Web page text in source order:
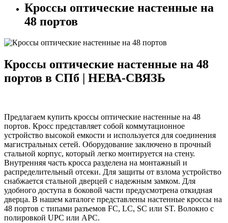
Кроссы оптические настенные на
48 портов
Кроссы оптические настенные на 48
портов в СПб | НЕВА-СВЯЗЬ
Предлагаем купить кроссы оптические настенные на 48
портов. Кросс представляет собой коммутационное
устройство высокой емкости и используется для соединения
магистральных сетей. Оборудование заключено в прочный
стальной корпус, который легко монтируется на стену.
Внутренняя часть кросса разделена на монтажный и
распределительный отсеки. Для защиты от взлома устройство
снабжается стальной дверцей с надежным замком. Для
удобного доступа в боковой части предусмотрена откидная
дверца. В нашем каталоге представлены настенные кроссы на
48 портов с типами разъемов FC, LC, SC или ST. Волокно с
полировкой UPC или APC.